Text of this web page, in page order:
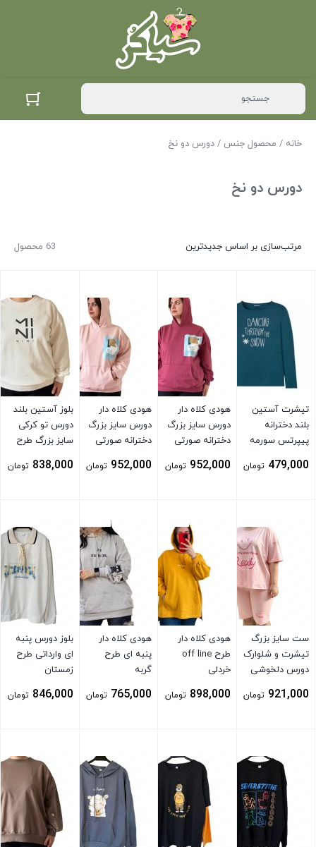
خانه / محصول جنس / دورس دو نخ
دورس دو نخ
63 محصول مرتب‌سازی بر اساس جدیدترین
تیشرت آستین
بلند دخترانه
پیپرتس سورمه
479,000 تومان
هودی کلاه دار
دورس سایز بزرگ
دخترانه صورتی
952,000 تومان
هودی کلاه دار
دورس سایز بزرگ
دخترانه صورتی
952,000 تومان
بلوز آستین بلند
دورس تو کرکی
سایز بزرگ طرح
838,000 تومان
ست سایز بزرگ
تیشرت و شلوارک
دورس دلخوشی
921,000 تومان
هودی کلاه دار
طرح off line
خردلی
898,000 تومان
هودی کلاه دار
پنبه ای طرح
گربه
765,000 تومان
بلوز دورس پنبه
ای وارداتی طرح
زمستان
846,000 تومان